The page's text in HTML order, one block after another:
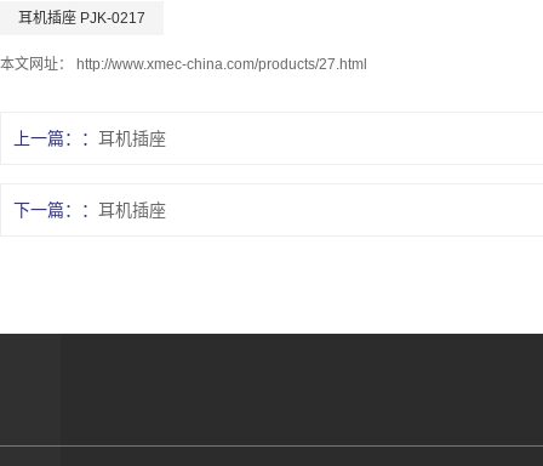
耳机插座 PJK-0217
本文网址： http://www.xmec-china.com/products/27.html
上一篇： 耳机插座
下一篇： 耳机插座